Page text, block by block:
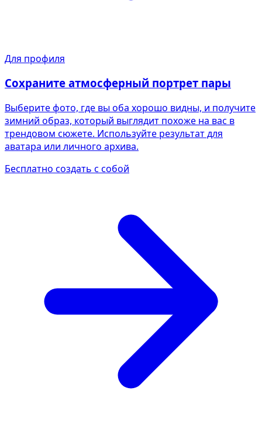
Для профиля
Сохраните атмосферный портрет пары
Выберите фото, где вы оба хорошо видны, и получите
зимний образ, который выглядит похоже на вас в
трендовом сюжете. Используйте результат для
аватара или личного архива.
Бесплатно создать с собой